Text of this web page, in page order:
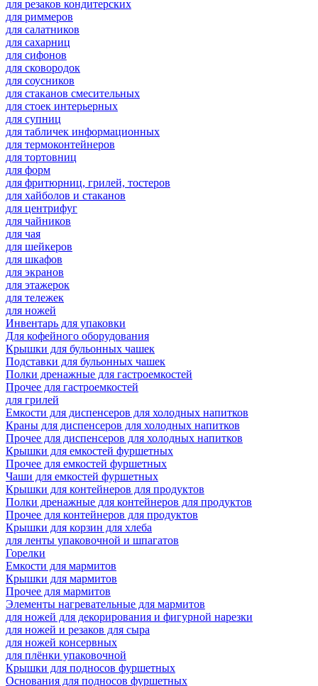
для резаков кондитерских
для риммеров
для салатников
для сахарниц
для сифонов
для сковородок
для соусников
для стаканов смесительных
для стоек интерьерных
для супниц
для табличек информационных
для термоконтейнеров
для тортовниц
для форм
для фритюрниц, грилей, тостеров
для хайболов и стаканов
для центрифуг
для чайников
для чая
для шейкеров
для шкафов
для экранов
для этажерок
для тележек
для ножей
Инвентарь для упаковки
Для кофейного оборудования
Крышки для бульонных чашек
Подставки для бульонных чашек
Полки дренажные для гастроемкостей
Прочее для гастроемкостей
для грилей
Емкости для диспенсеров для холодных напитков
Краны для диспенсеров для холодных напитков
Прочее для диспенсеров для холодных напитков
Крышки для емкостей фуршетных
Прочее для емкостей фуршетных
Чаши для емкостей фуршетных
Крышки для контейнеров для продуктов
Полки дренажные для контейнеров для продуктов
Прочее для контейнеров для продуктов
Крышки для корзин для хлеба
для ленты упаковочной и шпагатов
Горелки
Емкости для мармитов
Крышки для мармитов
Прочее для мармитов
Элементы нагревательные для мармитов
для ножей для декорирования и фигурной нарезки
для ножей и резаков для сыра
для ножей консервных
для плёнки упаковочной
Крышки для подносов фуршетных
Основания для подносов фуршетных